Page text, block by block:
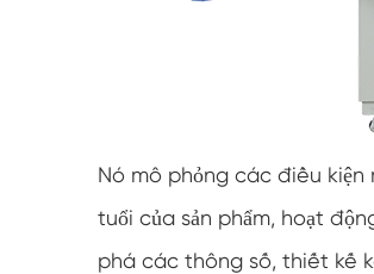
Nó mô phỏng các điều
tuổi của sản phẩm, hoạt
phá các thông số, thiết kế